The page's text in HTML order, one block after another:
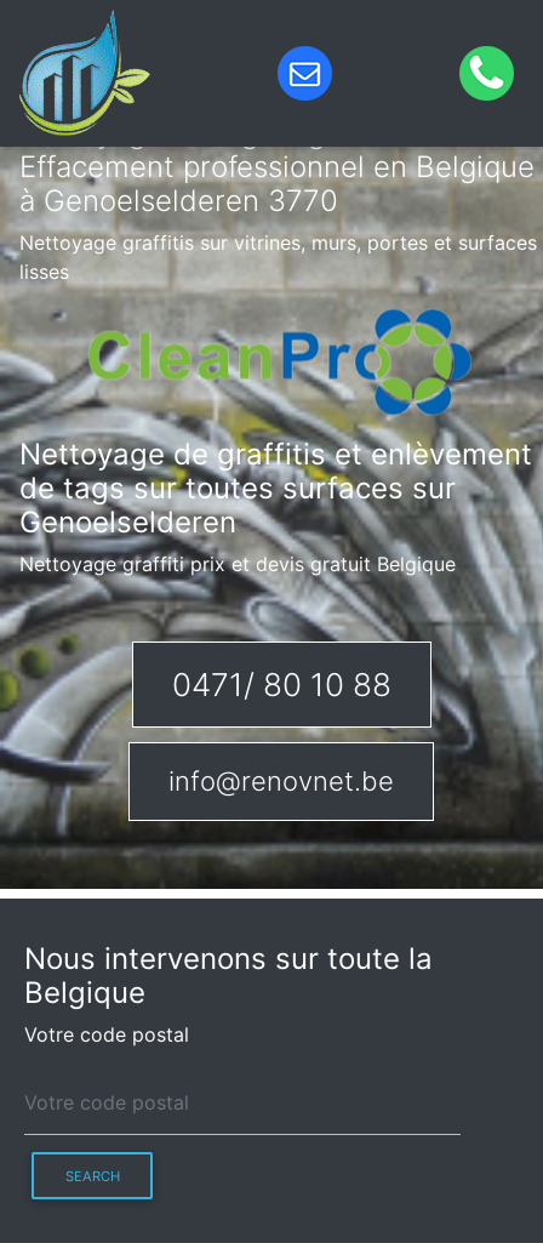
Nettoyage de tags & graffitis –
Effacement professionnel en Belgique
à Genoelselderen 3770
Nettoyage graffitis sur vitrines, murs, portes et surfaces
lisses
Nettoyage de graffitis et enlèvement
de tags sur toutes surfaces sur
Genoelselderen
Nettoyage graffiti prix et devis gratuit Belgique
0471/ 80 10 88
info@renovnet.be
Nous intervenons sur toute la
Belgique
Votre code postal
SEARCH